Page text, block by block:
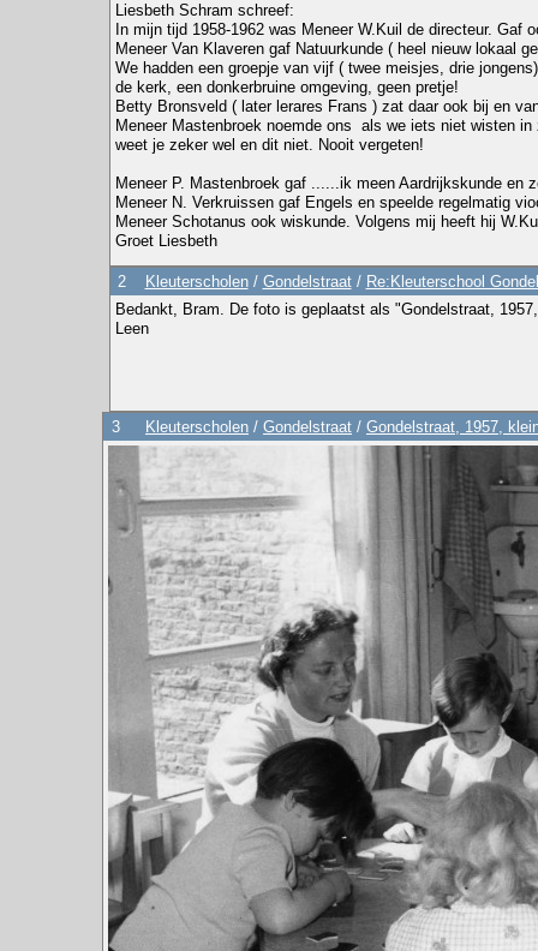
Liesbeth Schram schreef:
In mijn tijd 1958-1962 was Meneer W.Kuil de directeur. Gaf
Meneer Van Klaveren gaf Natuurkunde ( heel nieuw lokaal
We hadden een groepje van vijf ( twee meisjes, drie
de kerk, een donkerbruine omgeving, geen pretje!
Betty Bronsveld ( later lerares Frans ) zat daar ook bij en
Meneer Mastenbroek noemde ons als we iets niet wisten
weet je zeker wel en dit niet. Nooit vergeten!
Meneer P. Mastenbroek gaf ......ik meen Aardrijkskunde en
Meneer N. Verkruissen gaf Engels en speelde regelmatig
Meneer Schotanus ook wiskunde. Volgens mij heeft hij
Groet Liesbeth
2 Kleuterscholen/ Gondelstraat/ Re:Kleuterschool
Bedankt, Bram. De foto is geplaatst als "Gondelstraat,
Leen
3 Kleuterscholen / Gondelstraat / Gondelstraat, 1957,